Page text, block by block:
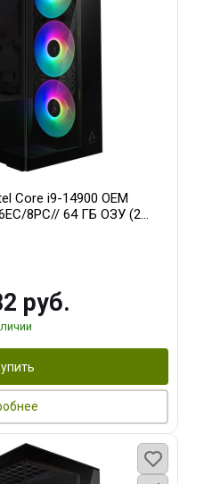
Core i9-14900 OEM
8PC// 64 ГБ ОЗУ (2
GDDR6X 384-Bit 3xDP
руб.